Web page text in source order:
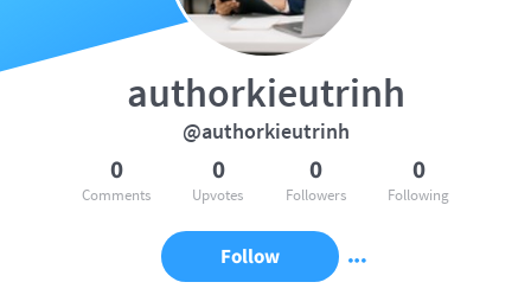
authorkieutrinh
@authorkieutrinh
0
Comments
0
Upvotes
0
Followers
0
Following
Follow